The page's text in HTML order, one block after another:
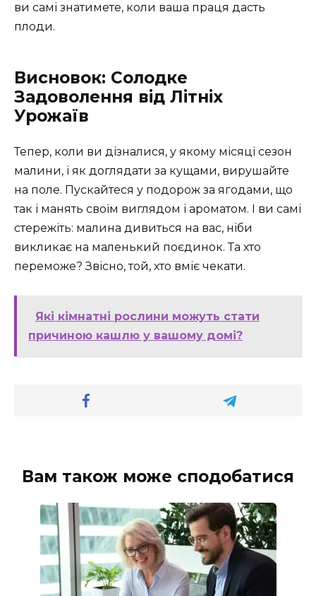
ви самі знатимете, коли ваша праця дасть
плоди.
Висновок: Солодке
Задоволення від Літніх
Урожаїв
Тепер, коли ви дізналися, у якому місяці сезон
малини, і як доглядати за кущами, вирушайте
на поле. Пускайтеся у подорож за ягодами, що
так і манять своїм виглядом і ароматом. І ви самі
стережіть: малина дивиться на вас, ніби
викликає на маленький поєдинок. Та хто
переможе? Звісно, той, хто вміє чекати.
Які кімнатні рослини можуть стати
причиною кашлю у вашому домі?
Вам також може сподобатися